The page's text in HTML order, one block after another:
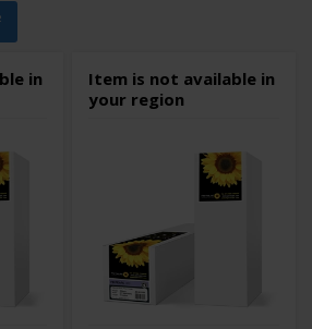
in
Item is not available in
your region